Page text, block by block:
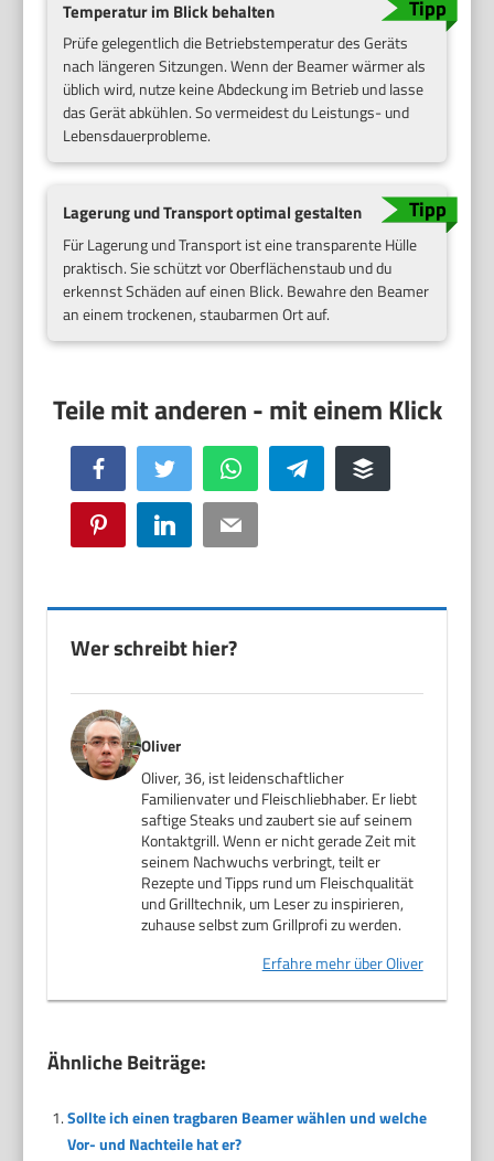
Temperatur im Blick behalten
Prüfe gelegentlich die Betriebstemperatur des Geräts
nach längeren Sitzungen. Wenn der Beamer wärmer als
üblich wird, nutze keine Abdeckung im Betrieb und lasse
das Gerät abkühlen. So vermeidest du Leistungs- und
Lebensdauerprobleme.
Lagerung und Transport optimal gestalten
Für Lagerung und Transport ist eine transparente Hülle
praktisch. Sie schützt vor Oberflächenstaub und du
erkennst Schäden auf einen Blick. Bewahre den Beamer
an einem trockenen, staubarmen Ort auf.
Facebook Twitter WhatsApp Telegram Buffer
Pinterest LinkedIn Email
Wer schreibt hier?
Oliver
Oliver, 36, ist leidenschaftlicher
Familienvater und Fleischliebhaber. Er liebt
saftige Steaks und zaubert sie auf seinem
Kontaktgrill. Wenn er nicht gerade Zeit mit
seinem Nachwuchs verbringt, teilt er
Rezepte und Tipps rund um Fleischqualität
und Grilltechnik, um Leser zu inspirieren,
zuhause selbst zum Grillprofi zu werden.
Erfahre mehr über Oliver
Ähnliche Beiträge:
Sollte ich einen tragbaren Beamer wählen und welche
Vor- und Nachteile hat er?